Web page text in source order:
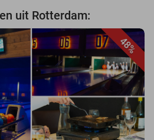
uit Rotterdam:
48%